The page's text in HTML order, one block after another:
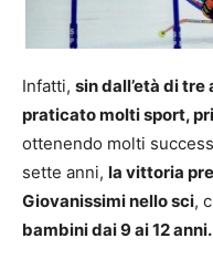
Infatti, sin dall’età di
praticato molti sport,
ottenendo molti
sette anni, la vittoria
Giovanissimi nello sci,
bambini dai 9 ai 12 anni.